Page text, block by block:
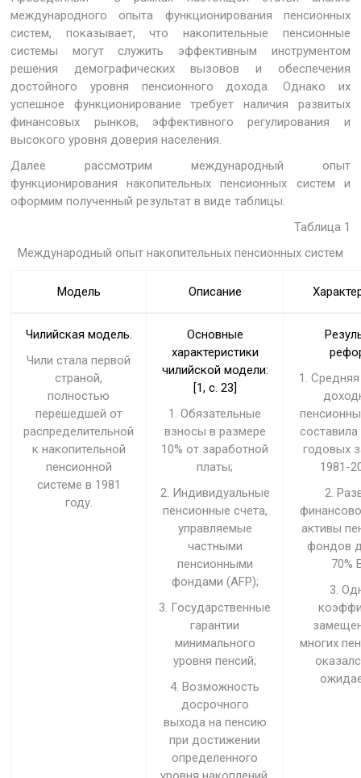
международного опыта функционирования пенсионных
систем, показывает, что накопительные пенсионные
системы могут служить эффективным инструментом
решения демографических вызовов и обеспечения
достойного уровня пенсионного дохода. Однако их
успешное функционирование требует наличия развитых
финансовых рынков, эффективного регулирования и
высокого уровня доверия населения.
Далее рассмотрим международный опыт
функционирования накопительных пенсионных систем и
оформим полученный результат в виде таблицы.
Таблица 1
Международный опыт накопительных пенсионных систем
Модель Описание
Чилийская модель.
Чили стала первой
страной,
полностью
перешедшей от
распределительной
к накопительной
пенсионной
системе в 1981
году.
Основные
характеристики
чилийской модели:
[1, с. 23]
1. Обязательные
взносы в размере
10% от заработной
платы;
2. Индивидуальные
пенсионные счета,
управляемые
частными
пенсионными
фондами (AFP);
3. Государственные
гарантии
минимального
уровня пенсий;
4. Возможность
досрочного
выхода на пенсию
при достижении
определенного
1.
годовых
1981-
2.
активы
фондов
70%
3.
многих